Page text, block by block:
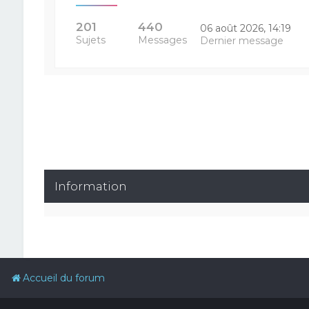
201
Sujets
440
Messages
06 août 2026, 14:19
Dernier message
Information
Accueil du forum